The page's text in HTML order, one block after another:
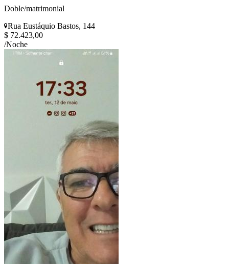
Doble/matrimonial
Rua Eustáquio Bastos, 144
$ 72.423,00
/Noche